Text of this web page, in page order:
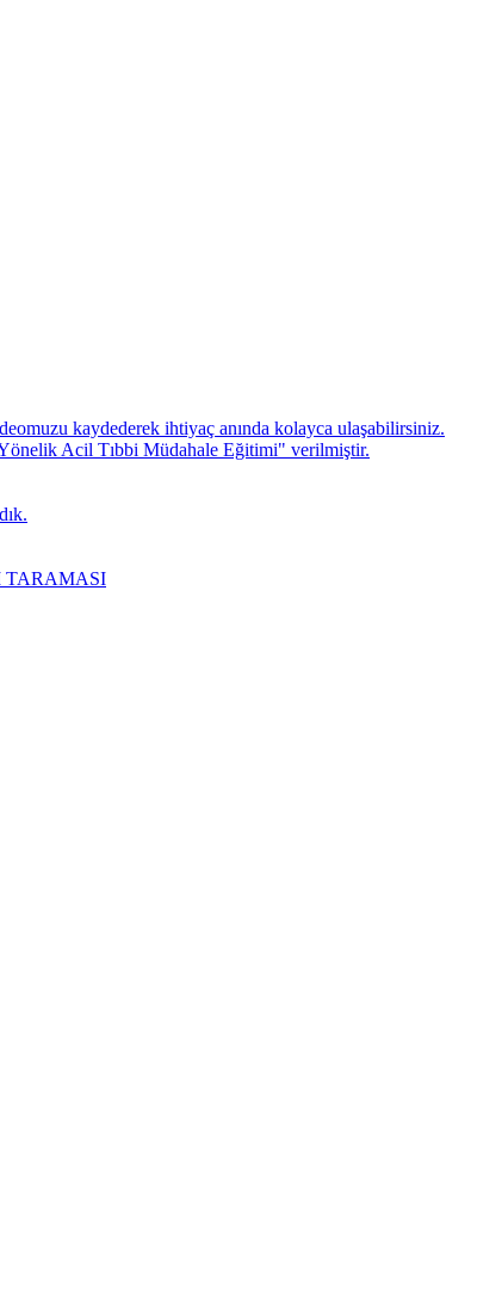
kaydederek ihtiyaç anında kolayca ulaşabilirsiniz.
Acil Tıbbi Müdahale Eğitimi" verilmiştir.
TARAMASI